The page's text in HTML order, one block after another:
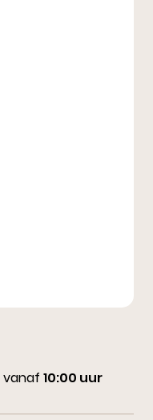
vanaf 10:00 uur